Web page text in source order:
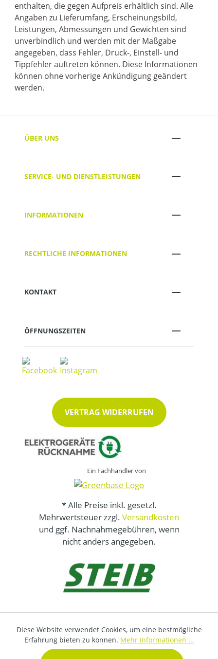
enthalten, die gegen Aufpreis erhältlich sind. Alle
Angaben zu Lieferumfang, Erscheinungsbild,
Leistungen, Abmessungen und Gewichten sind
unverbindlich und werden mit der Maßgabe
angegeben, dass Fehler, Druck-, Einstell- und
Tippfehler auftreten können. Diese Informationen
können ohne vorherige Ankündigung geändert
werden.
ÜBER UNS
SERVICE- UND DIENSTLEISTUNGEN
INFORMATIONEN
RECHTLICHE INFORMATIONEN
KONTAKT
ÖFFNUNGSZEITEN
VERTRAG WIDERRUFEN
Ein Fachhändler von
* Alle Preise inkl. gesetzl.
Mehrwertsteuer zzgl. Versandkosten
und ggf. Nachnahmegebühren, wenn
nicht anders angegeben.
Diese Website verwendet Cookies, um eine bestmögliche
Erfahrung bieten zu können. Mehr Informationen ...